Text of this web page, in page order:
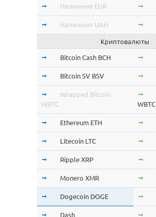
Наличные EUR
Наличные UAH
Криптовалюты
Bitcoin Cash BCH
Bitcoin SV BSV
Wrapped Bitcoin
WBTC
WBTC
Ethereum ETH
Litecoin LTC
Ripple XRP
Monero XMR
Dogecoin DOGE
Dash